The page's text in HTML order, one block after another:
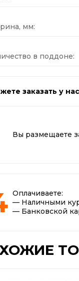
мм:
в поддоне:
заказать у
Вы размещаете
Оплачиваете:
— Наличными
— Банковской